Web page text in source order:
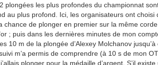
plongées les plus profondes du championnat
au plus profond. Ici, les organisateurs ont choisi
chance de plonger en premier sur la même
; puis dans les dernières minutes de mon
10 m de la plongée d’Alexey Molchanov
m’a permis de comprendre (à 10 s de mon
plonger pour la médaille d’argent. S’il